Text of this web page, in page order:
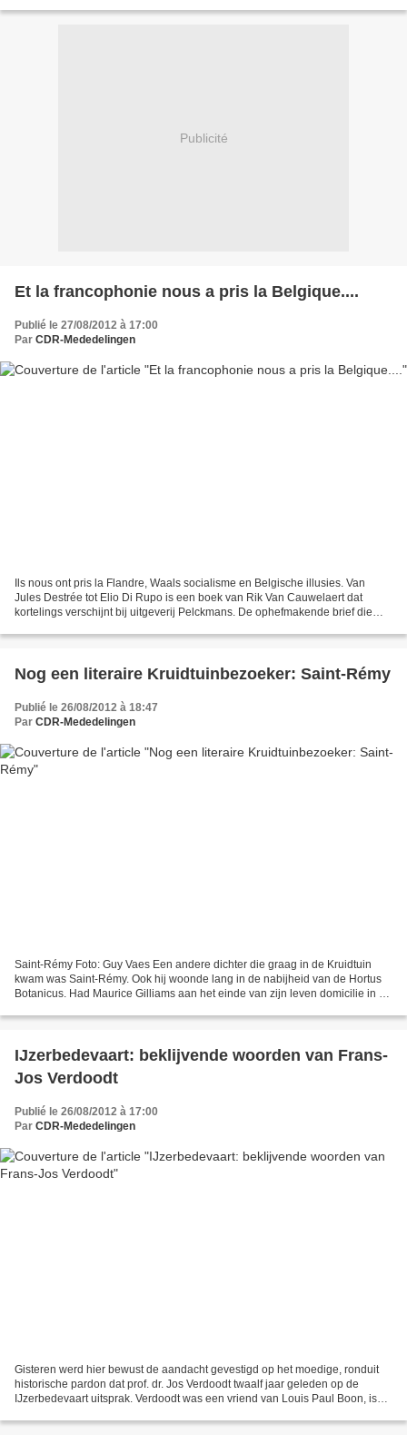
Publicité
Et la francophonie nous a pris la Belgique....
Publié le 27/08/2012 à 17:00
Par CDR-Mededelingen
Ils nous ont pris la Flandre, Waals socialisme en Belgische illusies. Van
Jules Destrée tot Elio Di Rupo is een boek van Rik Van Cauwelaert dat
kortelings verschijnt bij uitgeverij Pelckmans. De ophefmakende brief die
Nog een literaire Kruidtuinbezoeker: Saint-Rémy
Publié le 26/08/2012 à 18:47
Par CDR-Mededelingen
Saint-Rémy Foto: Guy Vaes Een andere dichter die graag in de Kruidtuin
kwam was Saint-Rémy. Ook hij woonde lang in de nabijheid van de Hortus
Botanicus. Had Maurice Gilliams aan het einde van zijn leven domicilie in de
IJzerbedevaart: beklijvende woorden van Frans-
Jos Verdoodt
Publié le 26/08/2012 à 17:00
Par CDR-Mededelingen
Gisteren werd hier bewust de aandacht gevestigd op het moedige, ronduit
historische pardon dat prof. dr. Jos Verdoodt twaalf jaar geleden op de
IJzerbedevaart uitsprak. Verdoodt was een vriend van Louis Paul Boon, is